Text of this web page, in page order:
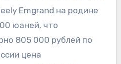
Emgrand на родине
юаней, что
805 000 рублей по
цена